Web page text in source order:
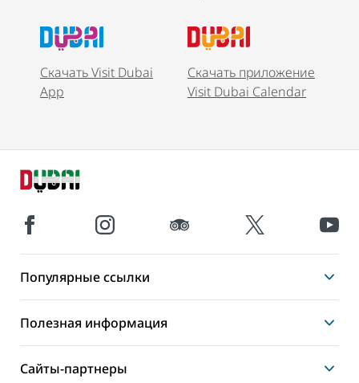
Скачать Visit Dubai
App
Скачать приложение
Visit Dubai Calendar
Популярные ссылки
Полезная информация
Сайты-партнеры